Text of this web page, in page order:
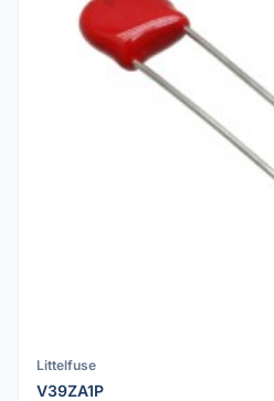
Littelfuse
V39ZA1P